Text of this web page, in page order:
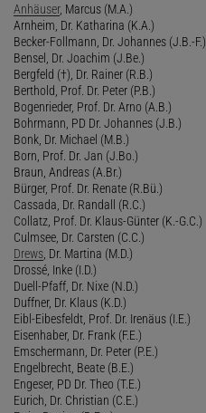
Anhäuser, Marcus (M.A.)
Arnheim, Dr. Katharina (K.A.)
Becker-Follmann, Dr. Johannes (J.B.-F.)
Bensel, Dr. Joachim (J.Be.)
Bergfeld (†), Dr. Rainer (R.B.)
Berthold, Prof. Dr. Peter (P.B.)
Bogenrieder, Prof. Dr. Arno (A.B.)
Bohrmann, PD Dr. Johannes (J.B.)
Bonk, Dr. Michael (M.B.)
Born, Prof. Dr. Jan (J.Bo.)
Braun, Andreas (A.Br.)
Bürger, Prof. Dr. Renate (R.Bü.)
Cassada, Dr. Randall (R.C.)
Collatz, Prof. Dr. Klaus-Günter (K.-G.C.)
Culmsee, Dr. Carsten (C.C.)
Drews , Dr. Martina (M.D.)
Drossé, Inke (I.D.)
Duell-Pfaff, Dr. Nixe (N.D.)
Duffner, Dr. Klaus (K.D.)
Eibl-Eibesfeldt, Prof. Dr. Irenäus (I.E.)
Eisenhaber, Dr. Frank (F.E.)
Emschermann, Dr. Peter (P.E.)
Engelbrecht, Beate (B.E.)
Engeser, PD Dr. Theo (T.E.)
Eurich, Dr. Christian (C.E.)